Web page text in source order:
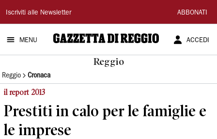
Gazzetta
di
Reggio
Iscriviti alle Newsletter ABBONATI
MENU ACCEDI
Reggio
Reggio Cronaca
il report 2013
Prestiti in calo per le famiglie e
le imprese